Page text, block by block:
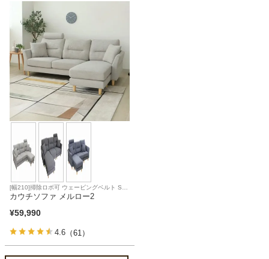
ダイニングテーブル・セット
椅子・チェア
食器棚・キッチン収納
ベッド
収納家具
学習机
[幅210]掃除ロボ可 ウェービングベルト Sバ
ネ 直置き可能 ポケットコイル
カウチソファ メルロー2
¥59,990
4.6 （61）